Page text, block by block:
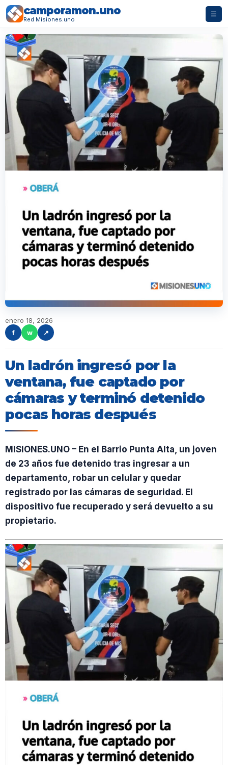
camporamon.uno
Red Misiones.uno
☰
enero 18, 2026
f
w ↗
Un ladrón ingresó por la
ventana, fue captado por
cámaras y terminó detenido
pocas horas después
MISIONES.UNO – En el Barrio Punta Alta, un joven
de 23 años fue detenido tras ingresar a un
departamento, robar un celular y quedar
registrado por las cámaras de seguridad. El
dispositivo fue recuperado y será devuelto a su
propietario.